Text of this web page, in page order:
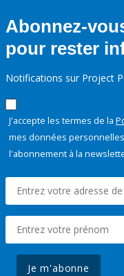
Abonnez-
pour rester
Notifications sur Project
J'accepte les termes de la
mes données
l'abonnement à la
Je m'abonne